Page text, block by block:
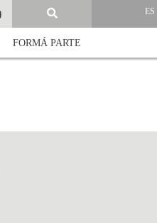
ES
FORMÁ PARTE